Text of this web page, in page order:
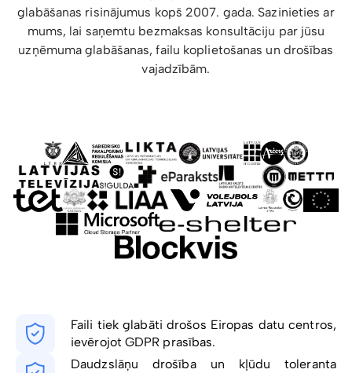
glabāšanas risinājumus kopš 2007. gada. Sazinieties ar
mums, lai saņemtu bezmaksas konsultāciju par jūsu
uzņēmuma glabāšanas, failu koplietošanas un drošības
vajadzībām.
Faili tiek glabāti drošos Eiropas datu centros,
ievērojot GDPR prasības.
Daudzslāņu drošība un kļūdu toleranta